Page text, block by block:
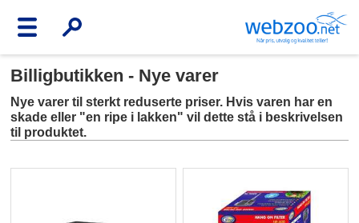
Billigbutikken - Nye varer
Nye varer til sterkt reduserte priser. Hvis varen har en
skade eller "en ripe i lakken" vil dette stå i beskrivelsen
til produktet.